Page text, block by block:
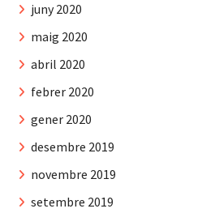
juny 2020
maig 2020
abril 2020
febrer 2020
gener 2020
desembre 2019
novembre 2019
setembre 2019